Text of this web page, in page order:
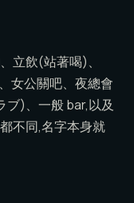
立飲(站著喝)、
女公關吧、夜總會
)、一般 bar,以及
不同,名字本身就